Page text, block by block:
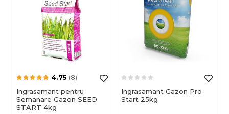
4.75 (8)
Ingrasamant pentru
Semanare Gazon SEED
START 4kg
Ingrasamant Gazon Pro
Start 25kg